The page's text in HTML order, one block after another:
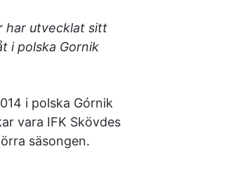
har utvecklat sitt
i polska Gornik
i polska Górnik
vara IFK Skövdes
säsongen.